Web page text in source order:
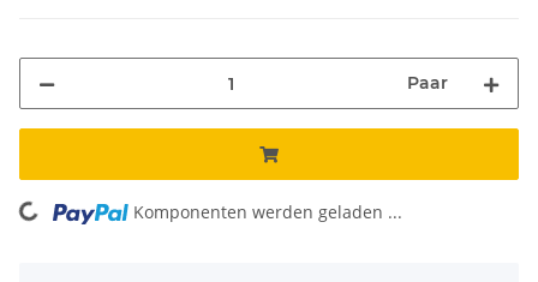
Paar
Loading... Komponenten werden geladen ...